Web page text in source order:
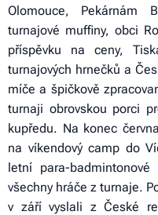
Olomouce, Pekárnám
turnajové muffiny, obci
příspěvku na ceny,
turnajových hrnečků a
míče a špičkově
turnaji obrovskou porci
kupředu. Na konec
na víkendový camp do
letní para-
všechny hráče z turnaje.
v září vyslali z České